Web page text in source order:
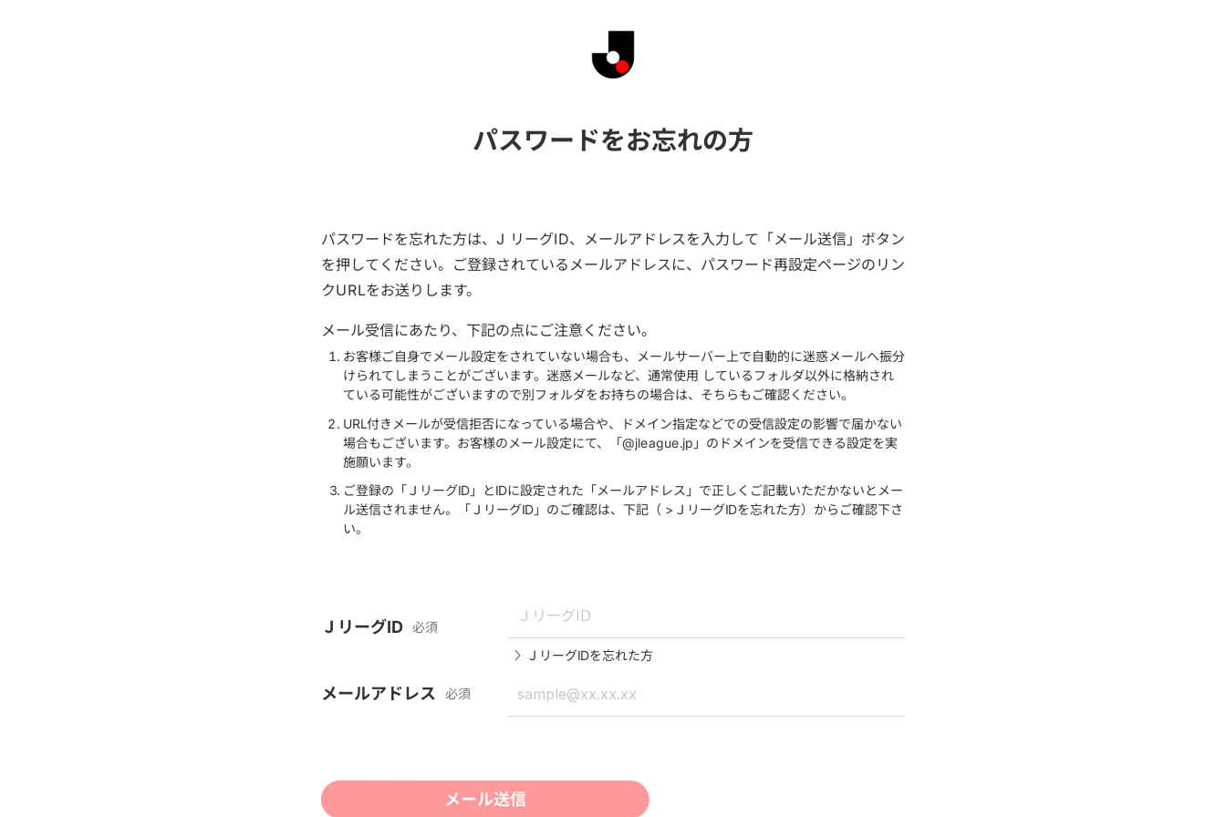
パスワードをお忘れの方
パスワードを忘れた方は、J リーグID、メールアドレスを入力して「メール送信」ボタン
を押してください。ご登録されているメールアドレスに、パスワード再設定ページのリン
クURLをお送りします。
メール受信にあたり、下記の点にご注意ください。
お客様ご自身でメール設定をされていない場合も、メールサーバー上で自動的に迷惑メールへ振分
けられてしまうことがございます。迷惑メールなど、通常使用 しているフォルダ以外に格納され
ている可能性がございますので別フォルダをお持ちの場合は、そちらもご確認ください。
URL付きメールが受信拒否になっている場合や、ドメイン指定などでの受信設定の影響で届かない
場合もございます。お客様のメール設定にて、「@jleague.jp」のドメインを受信できる設定を実
施願います。
ご登録の「ＪリーグID」とIDに設定された「メールアドレス」で正しくご記載いただかないとメー
ル送信されません。「ＪリーグID」のご確認は、下記（>ＪリーグIDを忘れた方）からご確認下さ
い。
ＪリーグID 必須
ＪリーグIDを忘れた方
メールアドレス 必須
メール送信